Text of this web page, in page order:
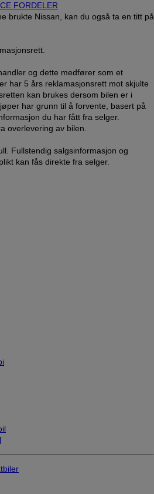
FORDELER
brukte Nissan, kan du også ta en titt på
og dette medfører som et
har 5 års reklamasjonsrett mot skjulte
kan brukes dersom bilen er i
har grunn til å forvente, basert på
du har fått fra selger.
overlevering av bilen.
Fullstendig salgsinformasjon og
kan fås direkte fra selger.